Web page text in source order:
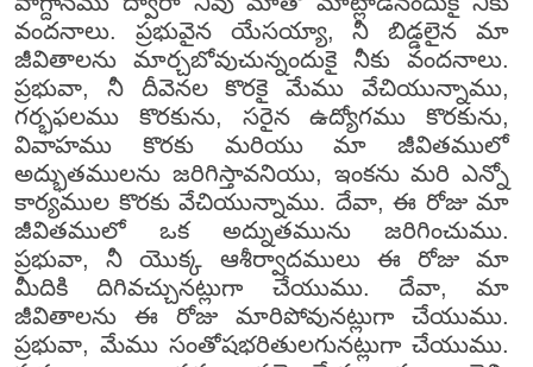
వందనాలు. ప్రభువైన యేసయ్యా, నీ బిడ్డలైన మా
జీవితాలను మార్చబోవుచున్నందుకై నీకు వందనాలు.
ప్రభువా, నీ దీవెనల కొరకై మేము వేచియున్నాము,
గర్భఫలము కొరకును, సరైన ఉద్యోగము కొరకును,
వివాహము కొరకు మరియు మా జీవితములో
అద్భుతములను జరిగిస్తావనియు, ఇంకను మరి ఎన్నో
కార్యముల కొరకు వేచియున్నాము. దేవా, ఈ రోజు మా
జీవితములో ఒక అద్నుతమును జరిగించుము.
ప్రభువా, నీ యొక్క ఆశీర్వాదములు ఈ రోజు మా
మీదికి దిగివచ్చునట్లుగా చేయుము. దేవా, మా
జీవితాలను ఈ రోజు మారిపోవునట్లుగా చేయుము.
ప్రభువా, మేము సంతోషభరితులగునట్లుగా చేయుము.